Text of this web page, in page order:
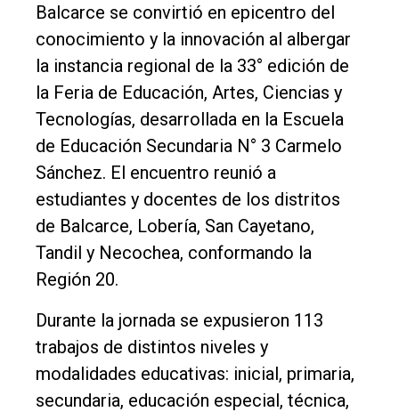
DIARIO
Balcarce
Inicio
Tendencia
Int.
General
Política
Cultura
Entrevistas
Rural
Deportes
Balcarce se convirtió en epicentro del
conocimiento y la innovación al albergar
la instancia regional de la 33° edición de
la Feria de Educación, Artes, Ciencias y
Tecnologías, desarrollada en la Escuela
de Educación Secundaria N° 3 Carmelo
Sánchez. El encuentro reunió a
estudiantes y docentes de los distritos
de Balcarce, Lobería, San Cayetano,
Tandil y Necochea, conformando la
Región 20.
Durante la jornada se expusieron 113
trabajos de distintos niveles y
modalidades educativas: inicial, primaria,
secundaria, educación especial, técnica,